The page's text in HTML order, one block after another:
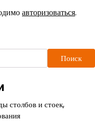
авторизоваться.
Поиск
столбов и стоек,